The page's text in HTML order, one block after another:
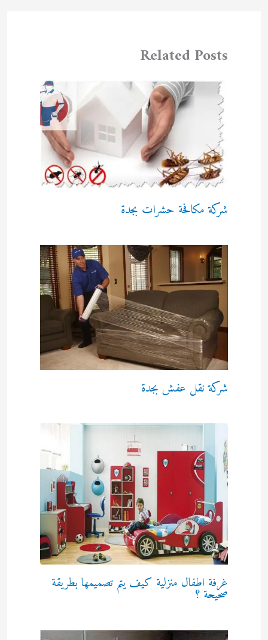
Related Posts
شركة مكافحة حشرات بجدة
شركة نقل عفش بجدة
غرفة اطفال منزلية كيف يتم تصميمها بطريقة
صحيحة ؟